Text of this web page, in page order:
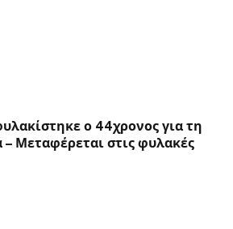
ο 44χρονος για τη
Μεταφέρεται στις φυλακές